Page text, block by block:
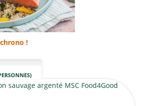
chrono !
sauvage argenté MSC Food4Good